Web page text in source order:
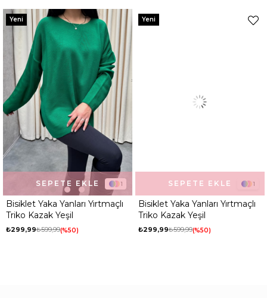
1
Bisiklet Yaka Yanları Yırtmaçlı
Triko Kazak Yeşil
₺299,99₺599,99 %50
SEPETE EKLE
Yeni
1
Bisiklet Yaka Yanları Yırtmaçlı
Triko Kazak Yeşil
₺299,99₺599,99 %50
SEPETE EKLE
Yeni